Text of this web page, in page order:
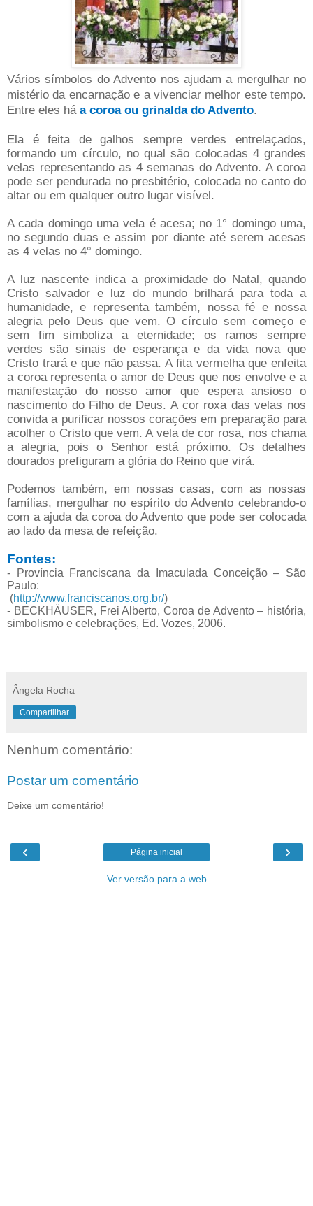
Vários símbolos do Advento nos ajudam a mergulhar no
mistério da encarnação e a vivenciar melhor este tempo.
Entre eles há a coroa ou grinalda do Advento.
Ela é feita de galhos sempre verdes entrelaçados,
formando um círculo, no qual são colocadas 4 grandes
velas representando as 4 semanas do Advento. A coroa
pode ser pendurada no presbitério, colocada no canto do
altar ou em qualquer outro lugar visível.
A cada domingo uma vela é acesa; no 1° domingo uma,
no segundo duas e assim por diante até serem acesas
as 4 velas no 4° domingo.
A luz nascente indica a proximidade do Natal, quando
Cristo salvador e luz do mundo brilhará para toda a
humanidade, e representa também, nossa fé e nossa
alegria pelo Deus que vem. O círculo sem começo e
sem fim simboliza a eternidade; os ramos sempre
verdes são sinais de esperança e da vida nova que
Cristo trará e que não passa. A fita vermelha que enfeita
a coroa representa o amor de Deus que nos envolve e a
manifestação do nosso amor que espera ansioso o
nascimento do Filho de Deus. A cor roxa das velas nos
convida a purificar nossos corações em preparação para
acolher o Cristo que vem. A vela de cor rosa, nos chama
a alegria, pois o Senhor está próximo. Os detalhes
dourados prefiguram a glória do Reino que virá.
Podemos também, em nossas casas, com as nossas
famílias, mergulhar no espírito do Advento celebrando-o
com a ajuda da coroa do Advento que pode ser colocada
ao lado da mesa de refeição.
Fontes:
- Província Franciscana da Imaculada Conceição – São
Paulo:
(http://www.franciscanos.org.br/)
- BECKHÄUSER, Frei Alberto, Coroa de Advento – história,
simbolismo e celebrações, Ed. Vozes, 2006.
Ângela Rocha
Compartilhar
Nenhum comentário:
Postar um comentário
Deixe um comentário!
‹ ›
Página inicial
Ver versão para a web